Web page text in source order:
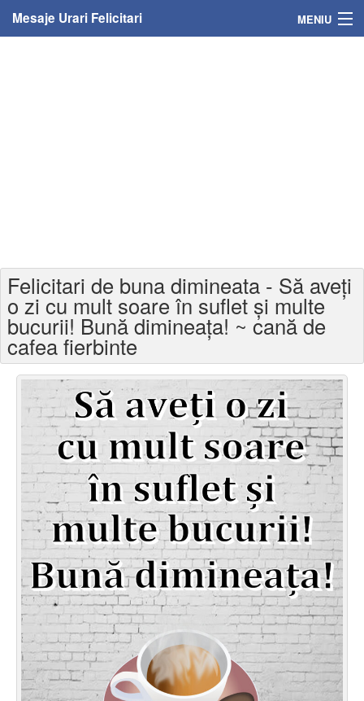
Mesaje Urari Felicitari MENIU
Felicitari varsta
Felicitari zilele anului
Felicitari zile saptamana
Felicitari muzicale
Felicitari muzicale personalizate
Felicitari animate
Invitatii personalizate
Conecteaza-te
Felicitari de buna dimineata - Să aveți
o zi cu mult soare în suflet și multe
bucurii! Bună dimineața! ~ cană de
cafea fierbinte